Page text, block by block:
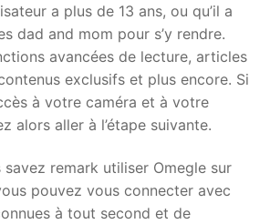
a plus de 13 ans, ou qu’il a
dad and mom pour s’y rendre.
avancées de lecture, articles
exclusifs et plus encore. Si
à votre caméra et à votre
alors aller à l’étape suivante.
remark utiliser Omegle sur
pouvez vous connecter avec
à tout second et de